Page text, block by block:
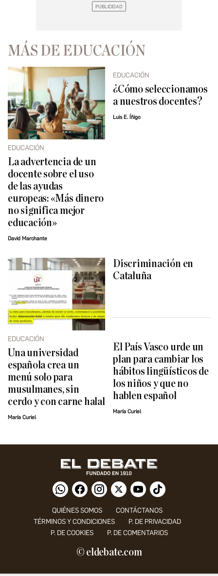
MÁS DE EDUCACIÓN
EDUCACIÓN
La advertencia de un
docente sobre el uso
de las ayudas
europeas: «Más dinero
no significa mejor
educación»
David Marchante
EDUCACIÓN
¿Cómo seleccionamos
a nuestros docentes?
Luis E. Íñigo
EDUCACIÓN
Una universidad
española crea un
menú solo para
musulmanes, sin
cerdo y con carne halal
María Curiel
Discriminación en
Cataluña
El País Vasco urde un
plan para cambiar los
hábitos lingüísticos de
los niños y que no
hablen español
María Curiel
QUIÉNES SOMOS
CONTÁCTANOS
TÉRMINOS Y CONDICIONES
P. DE PRIVACIDAD
P. DE COOKIES
P. DE COMENTARIOS
© eldebate.com